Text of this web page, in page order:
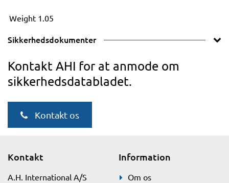
Weight 1.05
Sikkerhedsdokumenter
Kontakt AHI for at anmode om
sikkerhedsdatabladet.
Kontakt os
Kontakt
A.H. International A/S
Information
Om os